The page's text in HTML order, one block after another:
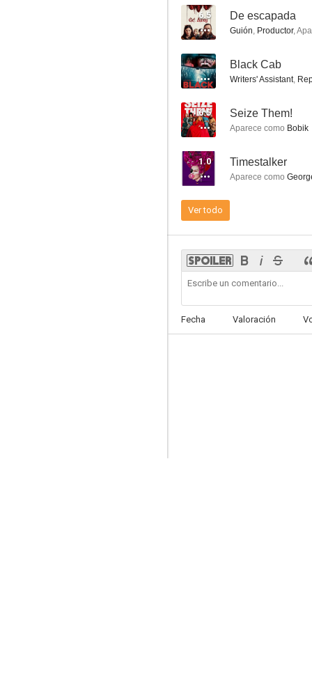
7.3
Arma fatal
6.9
6.5 De escapada
Guión, Productor,
-- Black Cab
Writers' Assistant,
6.5 Seize Them!
Aparece como Bobik
1.0 Timestalker
Aparece como
Ver todo
Fecha Valoración